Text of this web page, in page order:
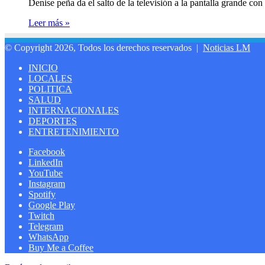
Denise peña da el salto de la televisión a la pantalla grande
Leer más »
© Copyright 2026, Todos los derechos reservados | Noticias LM
INICIO
LOCALES
POLITICA
SALUD
INTERNACIONALES
DEPORTES
ENTRETENIMIENTO
Facebook
LinkedIn
YouTube
Instagram
Spotify
Google Play
Twitch
Telegram
WhatsApp
Buy Me a Coffee